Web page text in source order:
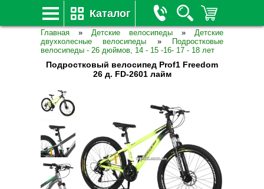
Каталог
Главная » Детские велосипеды » Детские
двухколесные велосипеды
»
Подростковые
велосипеды - 26 дюймов, 14 - 15 -16- 17 - 18 лет
Подростковый велосипед Prof1 Freedom
26 д. FD-2601 лайм